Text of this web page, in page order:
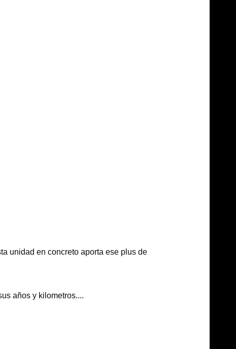
unidad en concreto aporta ese plus de
años y kilometros....